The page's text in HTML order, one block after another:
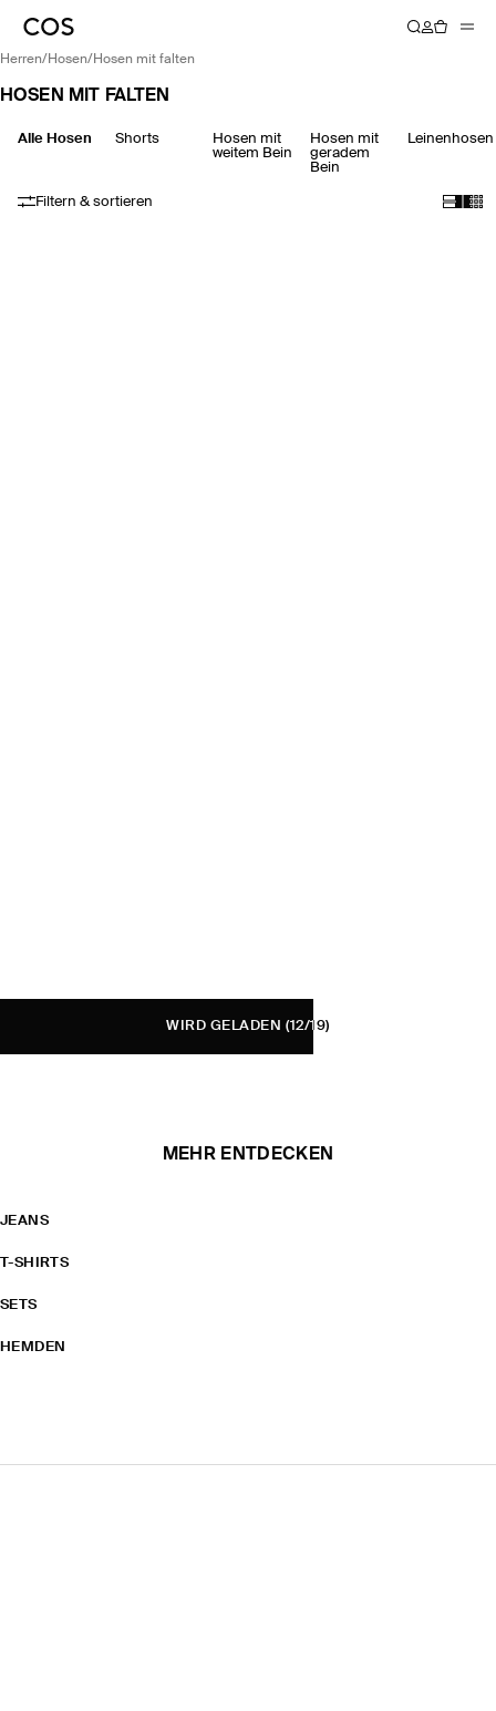
herren/ hosen/ hosen mit falten
HOSEN MIT FALTEN
Alle Hosen Shorts
Hosen mit
weitem Bein
Hosen mit
geradem
Bein
Leinenhosen
Filtern & sortieren
WIRD GELADEN (12/19)
MEHR ENTDECKEN
JEANS
T-SHIRTS
SETS
HEMDEN